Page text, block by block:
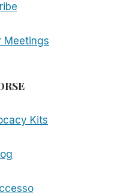
Meetings
Kits